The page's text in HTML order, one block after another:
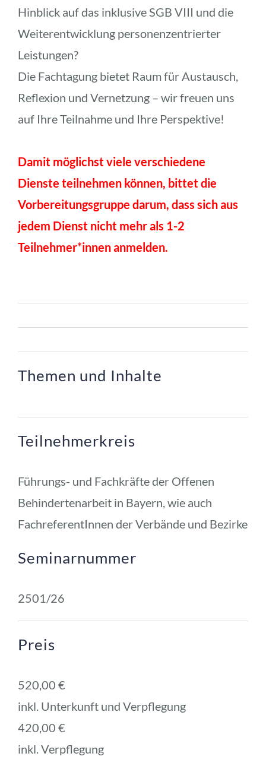
Hinblick auf das inklusive SGB VIII und die
Weiterentwicklung personenzentrierter
Leistungen?
Die Fachtagung bietet Raum für Austausch,
Reflexion und Vernetzung – wir freuen uns
auf Ihre Teilnahme und Ihre Perspektive!
Damit möglichst viele verschiedene
Dienste teilnehmen können, bittet die
Vorbereitungsgruppe darum, dass sich aus
jedem Dienst nicht mehr als 1-2
Teilnehmer*innen anmelden.
Themen und Inhalte
Teilnehmerkreis
Führungs- und Fachkräfte der Offenen
Behindertenarbeit in Bayern, wie auch
FachreferentInnen der Verbände und Bezirke
Seminarnummer
2501/26
Preis
520,00 €
inkl. Unterkunft und Verpflegung
420,00 €
inkl. Verpflegung